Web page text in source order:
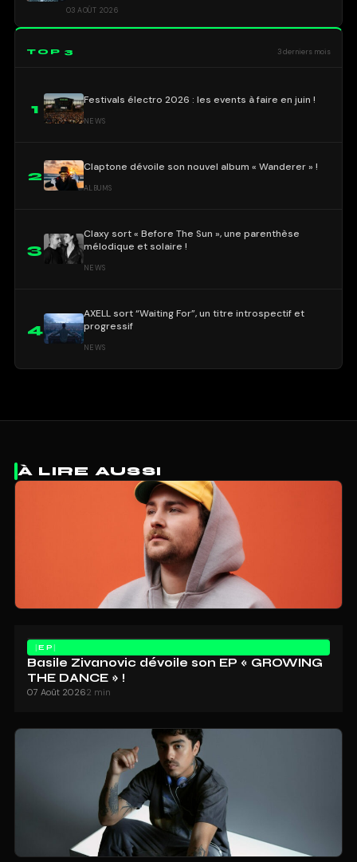
03 AOÛT 2026
TOP 3 3 derniers mois
1
Festivals électro 2026 : les events à faire en juin !
NEWS
2
Claptone dévoile son nouvel album « Wanderer » !
ALBUMS
3
Claxy sort « Before The Sun », une parenthèse
mélodique et solaire !
NEWS
4
AXELL sort “Waiting For”, un titre introspectif et
progressif
NEWS
À LIRE AUSSI
EP
Basile Zivanovic dévoile son EP « GROWING
THE DANCE » !
07 Août 20262 min